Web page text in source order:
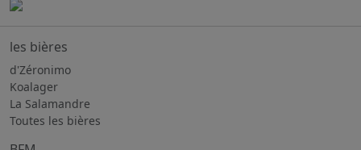
les bières
d'Zéronimo
Koalager
La Salamandre
Toutes les bières